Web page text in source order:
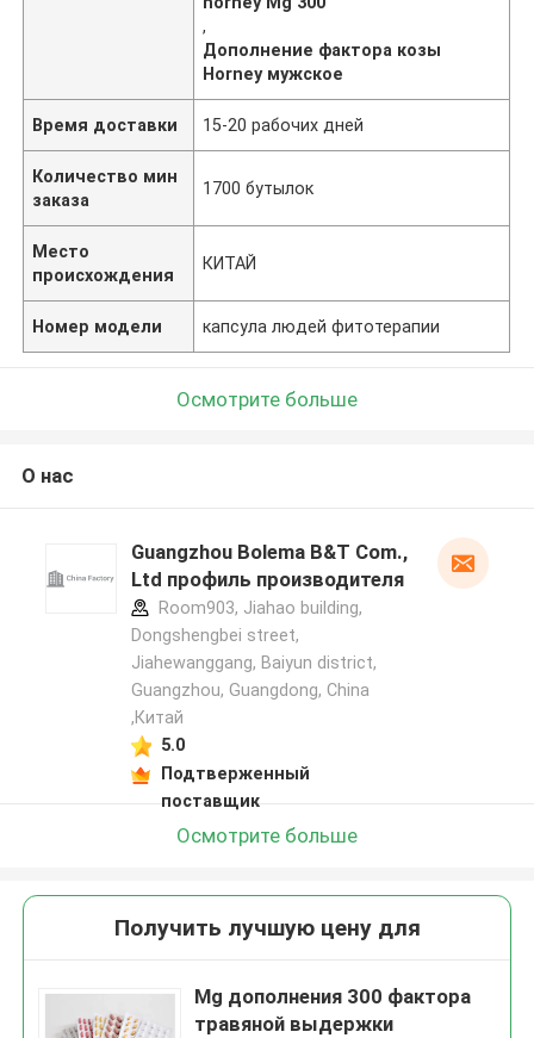
,
Дополнение фактора козы
Horney мужское
Время доставки 15-20 рабочих дней
Количество мин
заказа
1700 бутылок
Место
происхождения
КИТАЙ
Номер модели капсула людей фитотерапии
Осмотрите больше
О нас
Guangzhou Bolema B&T Com.,
Ltd профиль производителя
Room903, Jiahao building,
Dongshengbei street,
Jiahewanggang, Baiyun district,
Guangzhou, Guangdong, China
,Китай
5.0
Подтверженный
поставщик
Осмотрите больше
Получить лучшую цену для
Mg дополнения 300 фактора
травяной выдержки